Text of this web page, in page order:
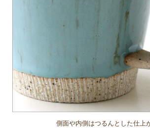
側面や内側はつるんとした仕上